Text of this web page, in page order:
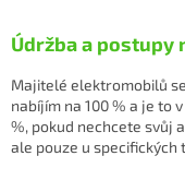
Údržba a postupy
Majitelé elektromobilů
nabíjím na 100 % a je to
%, pokud nechcete svůj
ale pouze u specifických